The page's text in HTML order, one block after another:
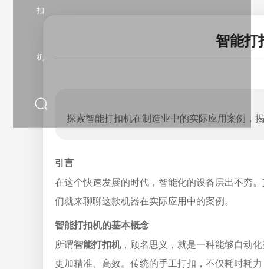
扣
机
智能打
探索智能打扣机在制造业中的实际应用案例，
引言
在这个快速发展的时代，智能化的设备层出不穷
们就来聊聊这款机器在实际应用中的案例。
智能打扣机的基本概念
所谓智能打扣机，顾名思义，就是一种能够自动
更加精准、高效。传统的手工打扣，不仅耗时耗